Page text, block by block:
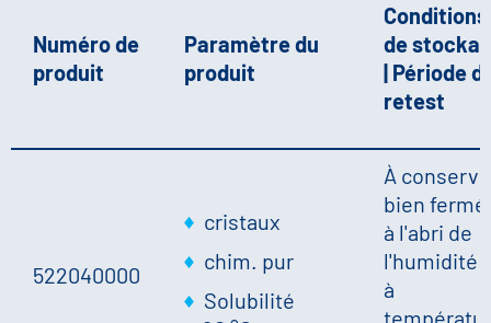
Numéro de
produit
Paramètre du
produit
Conditions
de
| Période
retest
522040000
cristaux
chim. pur
Solubilité
À
bien fermé,
à l'abri de
l'humidité
à